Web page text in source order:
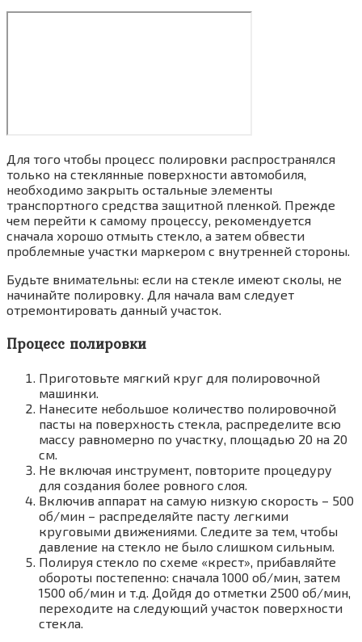
Для того чтобы процесс полировки распространялся
только на стеклянные поверхности автомобиля,
необходимо закрыть остальные элементы
транспортного средства защитной пленкой. Прежде
чем перейти к самому процессу, рекомендуется
сначала хорошо отмыть стекло, а затем обвести
проблемные участки маркером с внутренней стороны.
Будьте внимательны: если на стекле имеют сколы, не
начинайте полировку. Для начала вам следует
отремонтировать данный участок.
Процесс полировки
Приготовьте мягкий круг для полировочной
машинки.
Нанесите небольшое количество полировочной
пасты на поверхность стекла, распределите всю
массу равномерно по участку, площадью 20 на 20
см.
Не включая инструмент, повторите процедуру
для создания более ровного слоя.
Включив аппарат на самую низкую скорость – 500
об/мин – распределяйте пасту легкими
круговыми движениями. Следите за тем, чтобы
давление на стекло не было слишком сильным.
Полируя стекло по схеме «крест», прибавляйте
обороты постепенно: сначала 1000 об/мин, затем
1500 об/мин и т.д. Дойдя до отметки 2500 об/мин,
переходите на следующий участок поверхности
стекла.